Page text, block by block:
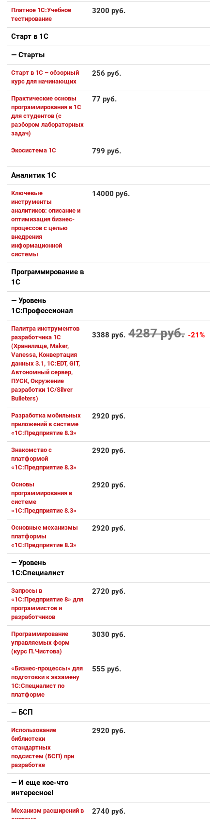
Платное 1С:Учебное
тестирование
3200 руб.
Старт в 1С
— Старты
Старт в 1С – обзорный
курс для начинающих
256 руб.
Практические основы
программирования в 1С
для студентов (с
разбором лабораторных
задач)
77 руб.
Экосистема 1С 799 руб.
Аналитик 1С
Ключевые
инструменты
аналитиков: описание и
оптимизация бизнес-
процессов с целью
внедрения
информационной
системы
14000 руб.
Программирование в
1С
— Уровень
1С:Профессионал
Палитра инструментов
разработчика 1С
(Хранилище, Maker,
Vanessa, Конвертация
данных 3.1, 1C:EDT, GIT,
Автономный сервер,
ПУСК, Окружение
разработки 1С/Silver
Bulleters)
3388 руб. 4287 руб. -21%
Разработка мобильных
приложений в системе
«1С:Предприятие 8.3»
2920 руб.
Знакомство с
платформой
«1C:Предприятие 8.3»
2920 руб.
Основы
программирования в
системе
«1C:Предприятие 8.3»
2920 руб.
Основные механизмы
платформы
«1С:Предприятие 8.3»
2920 руб.
— Уровень
1С:Специалист
Запросы в
«1С:Предприятие 8» для
программистов и
разработчиков
2720 руб.
Программирование
управляемых форм
(курс П.Чистова)
3030 руб.
«Бизнес-процессы» для
подготовки к экзамену
1С:Специалист по
платформе
555 руб.
— БСП
Использование
библиотеки
стандартных
подсистем (БСП) при
разработке
2920 руб.
— И еще кое-что
интересное!
Механизм расширений в
2740 руб.